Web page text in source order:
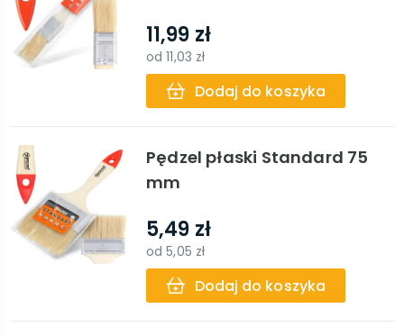
11,99 zł
od11,03 zł
Dodaj do koszyka
Pędzel płaski Standard 75
mm
5,49 zł
od5,05 zł
Dodaj do koszyka